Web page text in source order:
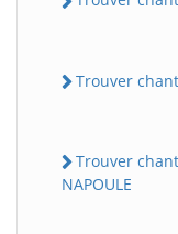
Trouver
Trouver
NAPOULE